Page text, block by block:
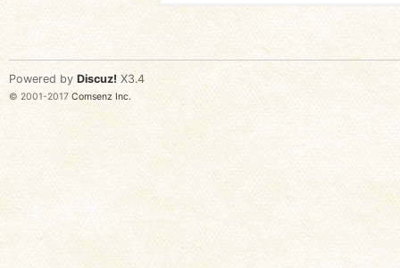
Powered by Discuz! X3.4
© 2001-2017 Comsenz Inc.